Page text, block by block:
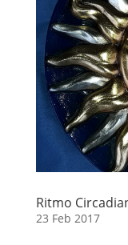
Ritmo
23 Feb 2017